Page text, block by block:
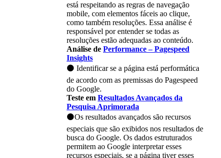
está respeitando as regras de navegação
mobile, com elementos fáceis ao clique,
como também resoluções. Essa análise é
responsável por entender se todas as
resoluções estão adequadas ao conteúdo.
Análise de Performance – Pagespeed
Insights
⚫ Identificar se a página está performática
de acordo com as premissas do Pagespeed
do Google.
Teste em Resultados Avançados da
Pesquisa Aprimorada
⚫Os resultados avançados são recursos
especiais que são exibidos nos resultados de
busca do Google. Os dados estruturados
permitem ao Google interpretar esses
recursos especiais, se a página tiver esses